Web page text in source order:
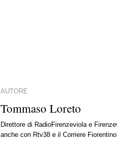
AUTORE
Tommaso Loreto
Direttore di RadioFirenzeviola e
anche con Rtv38 e il Corriere Fiorentino.